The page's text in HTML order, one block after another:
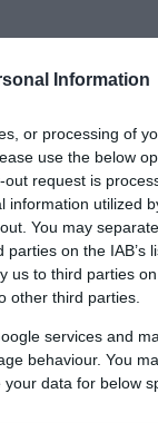
Information
or processing of
use the below
request is
information utilized
You may
on the IAB’s
us to third parties
other third parties.
services and
behaviour. You
data for below